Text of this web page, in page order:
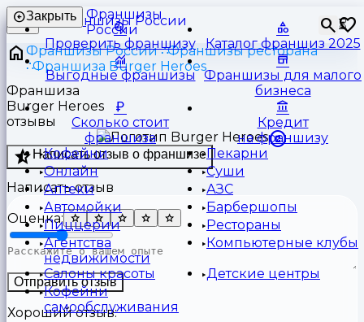
Франшизы
России
⏳
Закрыть
Проверить франшизу Каталог франшиз 2025
Выгодные франшизы Франшизы для малого
бизнеса
Сколько стоит
франшиза
Кредит
на франшизу
Кофейни
Пекарни
Онлайн
Суши
Аптеки
АЗС
Автомойки
Барбершопы
Пиццерии
Рестораны
Агентства
недвижимости
Компьютерные клубы
Салоны красоты
Детские центры
Кофейни
самообслуживания
Франшизы России
Франшизы ресторана
Франшиза Burger Heroes
Франшиза
Burger Heroes
отзывы
Написать отзыв о франшизе
Написать отзыв
Оценка:
Отправить отзыв
Хороший отзыв: